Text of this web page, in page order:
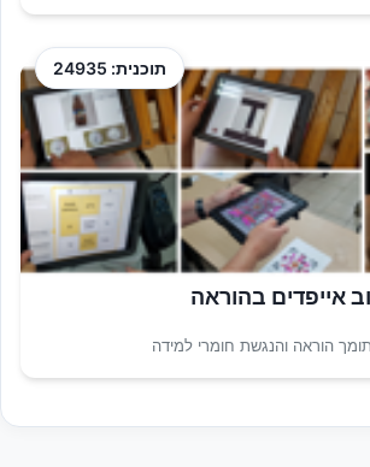
תוכנית: 24935
אייפדים בהוראה
הוראה והנגשת חומרי למידה